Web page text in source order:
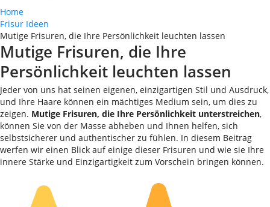
Home
Frisur Ideen
Mutige Frisuren, die Ihre Persönlichkeit leuchten lassen
Mutige Frisuren, die Ihre
Persönlichkeit leuchten lassen
Jeder von uns hat seinen eigenen, einzigartigen Stil und Ausdruck,
und Ihre Haare können ein mächtiges Medium sein, um dies zu
zeigen. Mutige Frisuren, die Ihre Persönlichkeit unterstreichen,
können Sie von der Masse abheben und Ihnen helfen, sich
selbstsicherer und authentischer zu fühlen. In diesem Beitrag
werfen wir einen Blick auf einige dieser Frisuren und wie sie Ihre
innere Stärke und Einzigartigkeit zum Vorschein bringen können.